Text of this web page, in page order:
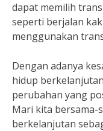
dapat memilih
seperti berjalan
menggunakan
Dengan adanya
hidup
perubahan yang
Mari kita bersama-
berkelanjutan